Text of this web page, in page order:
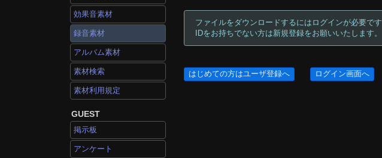
効果音素材
録音素材
アルバム素材
素材検索
素材利用規定
GUEST
掲示板
アンケート
ファイルをダウンロードするにはログインが必要です
IDをお持ちでない方は新規登録をお願いいたします。
はじめての方はユーザ登録へ ログイン画面へ